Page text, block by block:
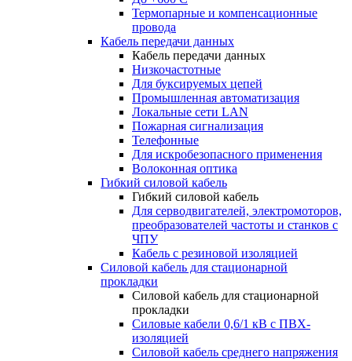
Термопарные и компенсационные
провода
Кабель передачи данных
Кабель передачи данных
Низкочастотные
Для буксируемых цепей
Промышленная автоматизация
Локальные сети LAN
Пожарная сигнализация
Телефонные
Для искробезопасного применения
Волоконная оптика
Гибкий силовой кабель
Гибкий силовой кабель
Для серводвигателей, электромоторов,
преобразователей частоты и станков с
ЧПУ
Кабель с резиновой изоляцией
Силовой кабель для стационарной
прокладки
Силовой кабель для стационарной
прокладки
Силовые кабели 0,6/1 кВ с ПВХ-
изоляцией
Силовой кабель среднего напряжения